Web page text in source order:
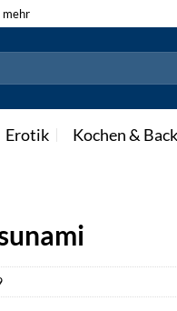
mehr
Erotik Kochen &